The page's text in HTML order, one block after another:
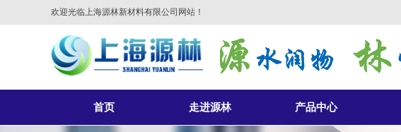
欢迎光临上海源林新材料有限公司网站！
首页 走进源林 产品中心